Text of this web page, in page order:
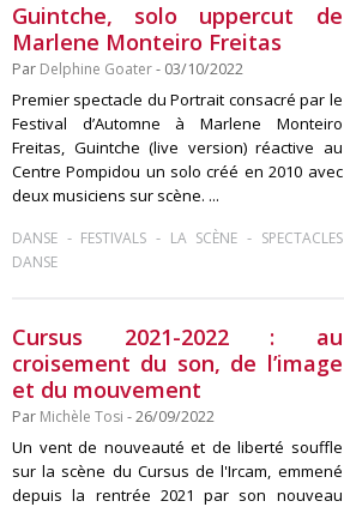
Guintche, solo uppercut de
Marlene Monteiro Freitas
Par Delphine Goater- 03/10/2022
Premier spectacle du Portrait consacré par le
Festival d’Automne à Marlene Monteiro
Freitas, Guintche (live version) réactive au
Centre Pompidou un solo créé en 2010 avec
deux musiciens sur scène. ...
DANSE - FESTIVALS - LA SCÈNE - SPECTACLES
DANSE
Cursus 2021-2022 : au
croisement du son, de l’image
et du mouvement
Par Michèle Tosi - 26/09/2022
Un vent de nouveauté et de liberté souffle
sur la scène du Cursus de l'Ircam, emmené
depuis la rentrée 2021 par son nouveau